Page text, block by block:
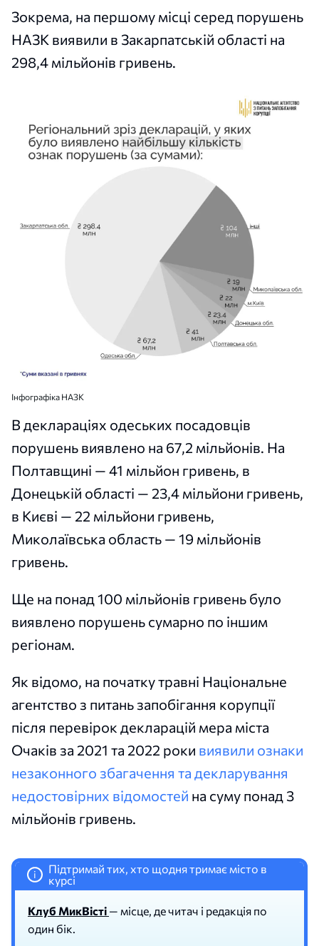
Зокрема, на першому місці серед порушень
НАЗК виявили в Закарпатській області на
298,4 мільйонів гривень.
Інфографіка НАЗК
В деклараціях одеських посадовців
порушень виявлено на 67,2 мільйонів. На
Полтавщині — 41 мільйон гривень, в
Донецькій області — 23,4 мільйони гривень,
в Києві — 22 мільйони гривень,
Миколаївська область — 19 мільйонів
гривень.
Ще на понад 100 мільйонів гривень було
виявлено порушень сумарно по іншим
регіонам.
Як відомо, на початку травні Національне
агентство з питань запобігання корупції
після перевірок декларацій мера міста
Очаків за 2021 та 2022 роки виявили ознаки
незаконного збагачення та декларування
недостовірних відомостей на суму понад 3
мільйонів гривень.
i
Підтримай тих, хто щодня тримає місто в
курсі
Клуб МикВісті — місце, де читач і редакція по
один бік.